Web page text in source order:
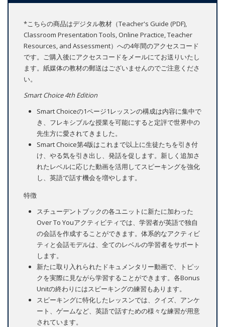
*こちらの商品はデジタル教材（Teacher's Guide (PDF),
Classroom Presentation Tools, Online Practice, Teacher
Resources, and Assessment）への4年間のアクセスコード
です。ご購入後にアクセスコードをメールにてお送りいたし
ます。紙媒体の教材の郵送はございませんのでご注意くださ
い。
Smart Choice 4th Edition
Smart Choiceの1ページ1レッスンの構成は内容に集中で
き、フレキシブルな授業を可能にすると定評で世界中の
先生方に愛されてきました。
Smart Choice第4版はこれまで以上に生徒たちを引き付
け、やる気を引き出し、発話を促します。新しく追加さ
れたレベルに応じた動画を活用してスピーキングを強化
し、英語で話す機会を増やします。
特徴
スチューデントブックの各ユニットに新たに加わった
Over To Youアクティビティでは、学習者が英語で独自
の会話を作成することができます。体系的なアクティビ
ティと会話モデルは、全てのレベルの学習者をサポート
します。
新たに取り入れられたドキュメンタリー動画で、トピッ
クを実際に見ながら学習することができます。各Bonus
Unitの終わりにはスピーキングの練習もあります。
スピーキングに特化したレッスンでは、クイズ、アンケ
ート、ゲームなど、英語で話すための様々な練習が用意
されています。